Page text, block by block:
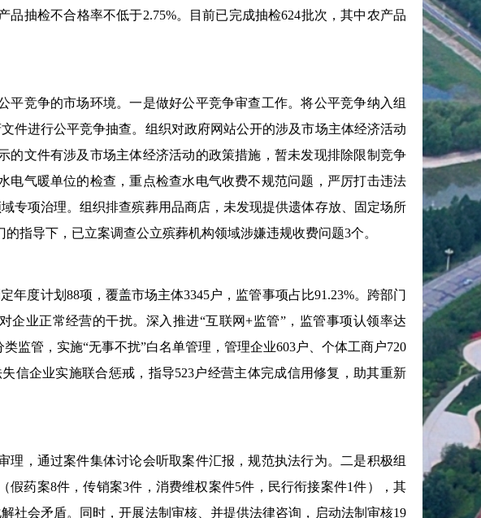
品抽检不合格率不低于2.75%。目前已完成抽检624批次，其中农产品
竞争的市场环境。一是做好公平竞争审查工作。将公平竞争纳入组
件进行公平竞争抽查。组织对政府网站公开的涉及市场主体经济活动
的文件有涉及市场主体经济活动的政策措施，暂未发现排除限制竞争
电气暖单位的检查，重点检查水电气收费不规范问题，严厉打击违法
专项治理。组织排查殡葬用品商店，未发现提供遗体存放、固定场所
指导下，已立案调查公立殡葬机构领域涉嫌违规收费问题3个。
度计划88项，覆盖市场主体3345户，监管事项占比91.23%。跨部门
企业正常经营的干扰。深入推进“互联网+监管”，监管事项认领率达
监管，实施“无事不扰”白名单管理，管理企业603户、个体工商户720
信企业实施联合惩戒，指导523户经营主体完成信用修复，助其重新
，通过案件集体讨论会听取案件汇报，规范执法行为。二是积极组
假药案8件，传销案3件，消费维权案件5件，民行衔接案件1件），其
社会矛盾。同时，开展法制审核、并提供法律咨询，启动法制审核19